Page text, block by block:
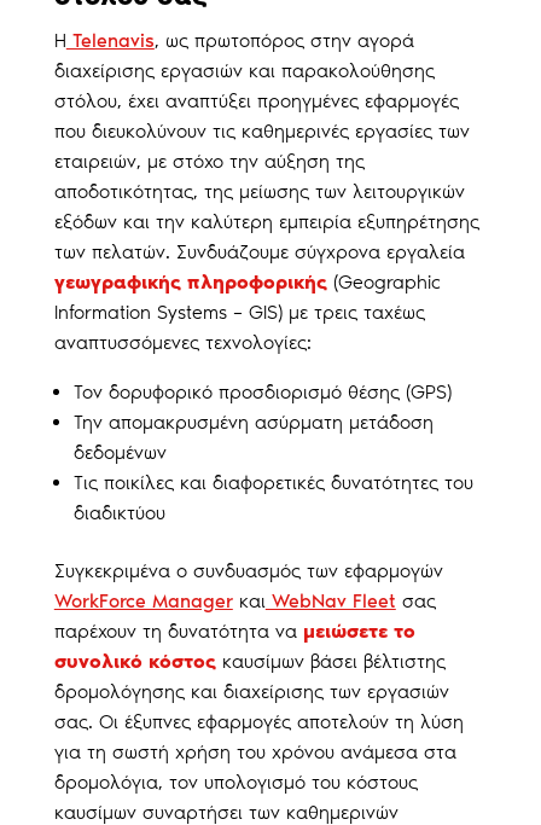
Η Telenavis, ως πρωτοπόρος στην αγορά
διαχείρισης εργασιών και παρακολούθησης
στόλου, έχει αναπτύξει προηγμένες εφαρμογές
που διευκολύνουν τις καθημερινές εργασίες των
εταιρειών, με στόχο την αύξηση της
αποδοτικότητας, της μείωσης των λειτουργικών
εξόδων και την καλύτερη εμπειρία εξυπηρέτησης
των πελατών. Συνδυάζουμε σύγχρονα εργαλεία
γεωγραφικής πληροφορικής(Geographic
Information Systems – GIS) με τρεις ταχέως
αναπτυσσόμενες τεχνολογίες:
Τον δορυφορικό προσδιορισμό θέσης (GPS)
Την απομακρυσμένη ασύρματη μετάδοση
δεδομένων
Τις ποικίλες και διαφορετικές δυνατότητες του
διαδικτύου
Συγκεκριμένα ο συνδυασμός των εφαρμογών
WorkForce ManagerκαιWebNav Fleet σας
παρέχουν τη δυνατότητα να μειώσετε το
συνολικό κόστος καυσίμων βάσει βέλτιστης
δρομολόγησης και διαχείρισης των εργασιών
σας. Οι έξυπνες εφαρμογές αποτελούν τη λύση
για τη σωστή χρήση του χρόνου ανάμεσα στα
δρομολόγια, τον υπολογισμό του κόστους
καυσίμων συναρτήσει των καθημερινών